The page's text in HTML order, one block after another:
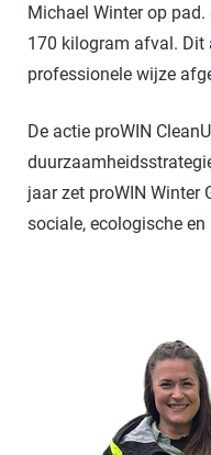
Michael Winter op
170 kilogram afval. Dit
professionele wijze
De actie proWIN
jaar zet proWIN Winter
sociale, ecologische